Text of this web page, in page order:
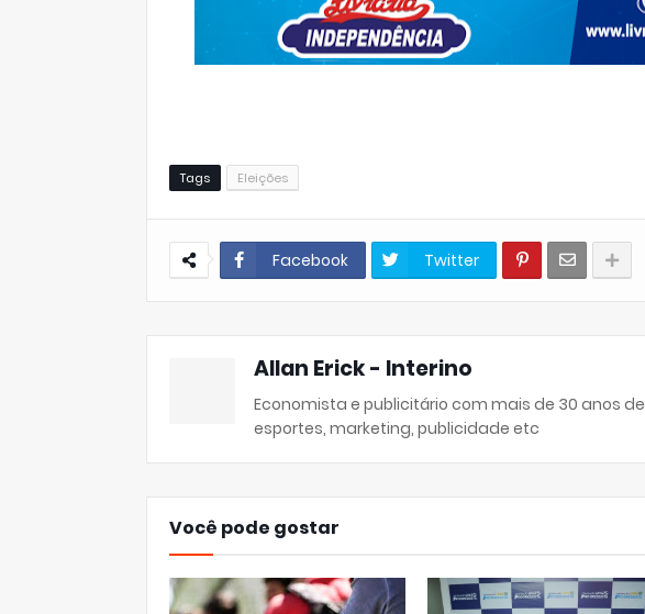
Tags Eleições
Facebook Twitter
Allan Erick - Interino
Economista e publicitário com mais de 30 anos
esportes, marketing, publicidade etc
Você pode gostar